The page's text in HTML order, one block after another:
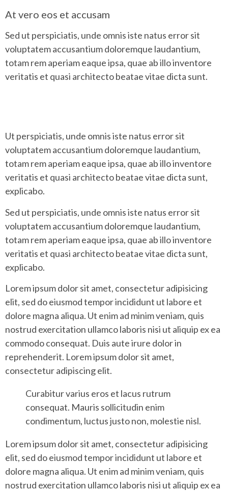
At vero eos et accusam
Sed ut perspiciatis, unde omnis iste natus error sit
voluptatem accusantium doloremque laudantium,
totam rem aperiam eaque ipsa, quae ab illo inventore
veritatis et quasi architecto beatae vitae dicta sunt.
Ut perspiciatis, unde omnis iste natus error sit
voluptatem accusantium doloremque laudantium,
totam rem aperiam eaque ipsa, quae ab illo inventore
veritatis et quasi architecto beatae vitae dicta sunt,
explicabo.
Sed ut perspiciatis, unde omnis iste natus error sit
voluptatem accusantium doloremque laudantium,
totam rem aperiam eaque ipsa, quae ab illo inventore
veritatis et quasi architecto beatae vitae dicta sunt,
explicabo.
Lorem ipsum dolor sit amet, consectetur adipisicing
elit, sed do eiusmod tempor incididunt ut labore et
dolore magna aliqua. Ut enim ad minim veniam, quis
nostrud exercitation ullamco laboris nisi ut aliquip ex ea
commodo consequat. Duis aute irure dolor in
reprehenderit. Lorem ipsum dolor sit amet,
consectetur adipiscing elit.
Curabitur varius eros et lacus rutrum
consequat. Mauris sollicitudin enim
condimentum, luctus justo non, molestie nisl.
Lorem ipsum dolor sit amet, consectetur adipisicing
elit, sed do eiusmod tempor incididunt ut labore et
dolore magna aliqua. Ut enim ad minim veniam, quis
nostrud exercitation ullamco laboris nisi ut aliquip ex ea